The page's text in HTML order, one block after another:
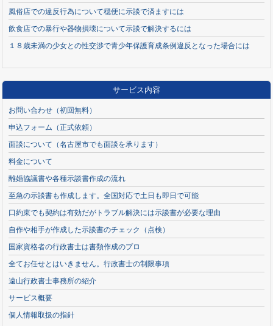
風俗店での違反行為について穏便に示談で済ますには
飲食店での暴行や器物損壊について示談で解決するには
１８歳未満の少女との性交渉で青少年保護育成条例違反となった場合には
サービス内容
お問い合わせ（初回無料）
申込フォーム（正式依頼）
面談について（名古屋市でも面談を承ります）
料金について
離婚協議書や各種示談書作成の流れ
至急の示談書も作成します。全国対応で土日も即日で可能
口約束でも契約は有効だがトラブル解決には示談書が必要な理由
自作や相手が作成した示談書のチェック（点検）
国家資格者の行政書士は書類作成のプロ
全てお任せとはいきません。行政書士の制限事項
遠山行政書士事務所の紹介
サービス概要
個人情報取扱の指針